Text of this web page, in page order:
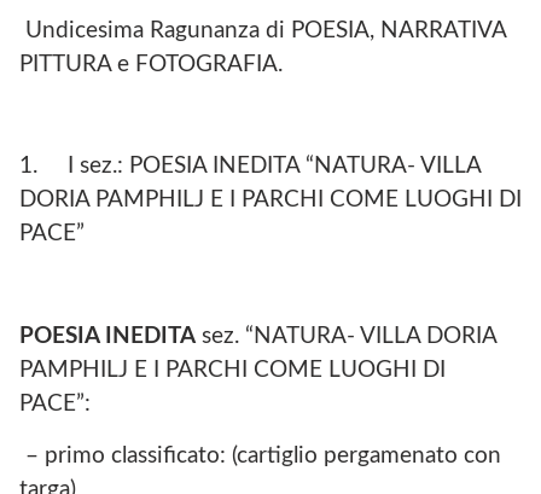
Undicesima Ragunanza di POESIA, NARRATIVA
PITTURA e FOTOGRAFIA.
1. I sez.: POESIA INEDITA “NATURA- VILLA
DORIA PAMPHILJ E I PARCHI COME LUOGHI DI
PACE”
POESIA INEDITAsez. “NATURA- VILLA DORIA
PAMPHILJ E I PARCHI COME LUOGHI DI
PACE”:
– primo classificato: (cartiglio pergamenato con
targa)